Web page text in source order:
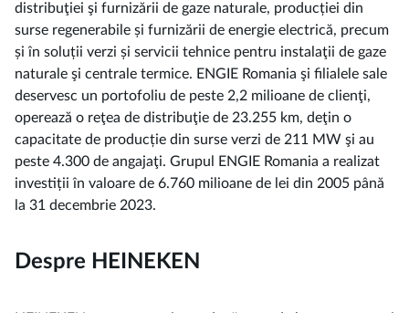
distribuţiei şi furnizării de gaze naturale, producției din
surse regenerabile și furnizării de energie electrică, precum
și în soluții verzi și servicii tehnice pentru instalaţii de gaze
naturale şi centrale termice. ENGIE Romania şi filialele sale
deservesc un portofoliu de peste 2,2 milioane de clienţi,
operează o reţea de distribuţie de 23.255 km, deţin o
capacitate de producție din surse verzi de 211 MW şi au
peste 4.300 de angajaţi. Grupul ENGIE Romania a realizat
investiții în valoare de 6.760 milioane de lei din 2005 până
la 31 decembrie 2023.
Despre HEINEKEN